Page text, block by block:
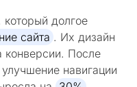
долгое
сайта . Их дизайн
конверсии. После
навигации